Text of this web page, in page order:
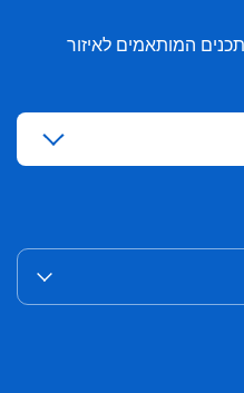
המותאמים לאיזור